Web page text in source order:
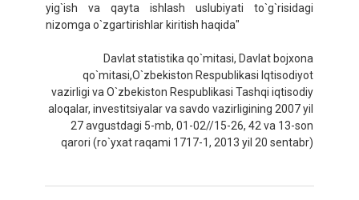
yig`ish va qayta ishlash uslubiyati to`g`risidagi
nizomga o`zgartirishlar kiritish haqida"
Davlat statistika qo`mitasi, Davlat bojxona
qo`mitasi,O`zbekiston Respublikasi Iqtisodiyot
vazirligi va O`zbekiston Respublikasi Tashqi iqtisodiy
aloqalar, investitsiyalar va savdo vazirligining 2007 yil
27 avgustdagi 5-mb, 01-02//15-26, 42 va 13-son
qarori (ro`yxat raqami 1717-1, 2013 yil 20 sentabr)